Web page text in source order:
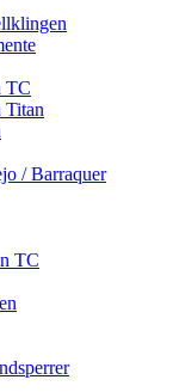
TC
Titan
/ Barraquer
TC